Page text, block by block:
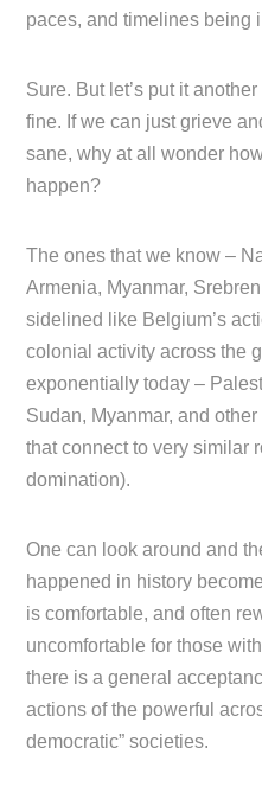
paces, and timelines being
Sure. But let’s put it
fine. If we can just grieve
sane, why at all wonder
happen?
The ones that we know –
Armenia, Myanmar,
sidelined like Belgium’s
colonial activity across the
exponentially today –
Sudan, Myanmar, and
that connect to very similar
domination).
One can look around and
happened in history
is comfortable, and often
uncomfortable for those
there is a general
actions of the powerful
democratic” societies.